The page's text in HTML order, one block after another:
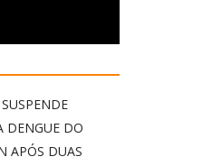
DENGUE DO
APÓS DUAS